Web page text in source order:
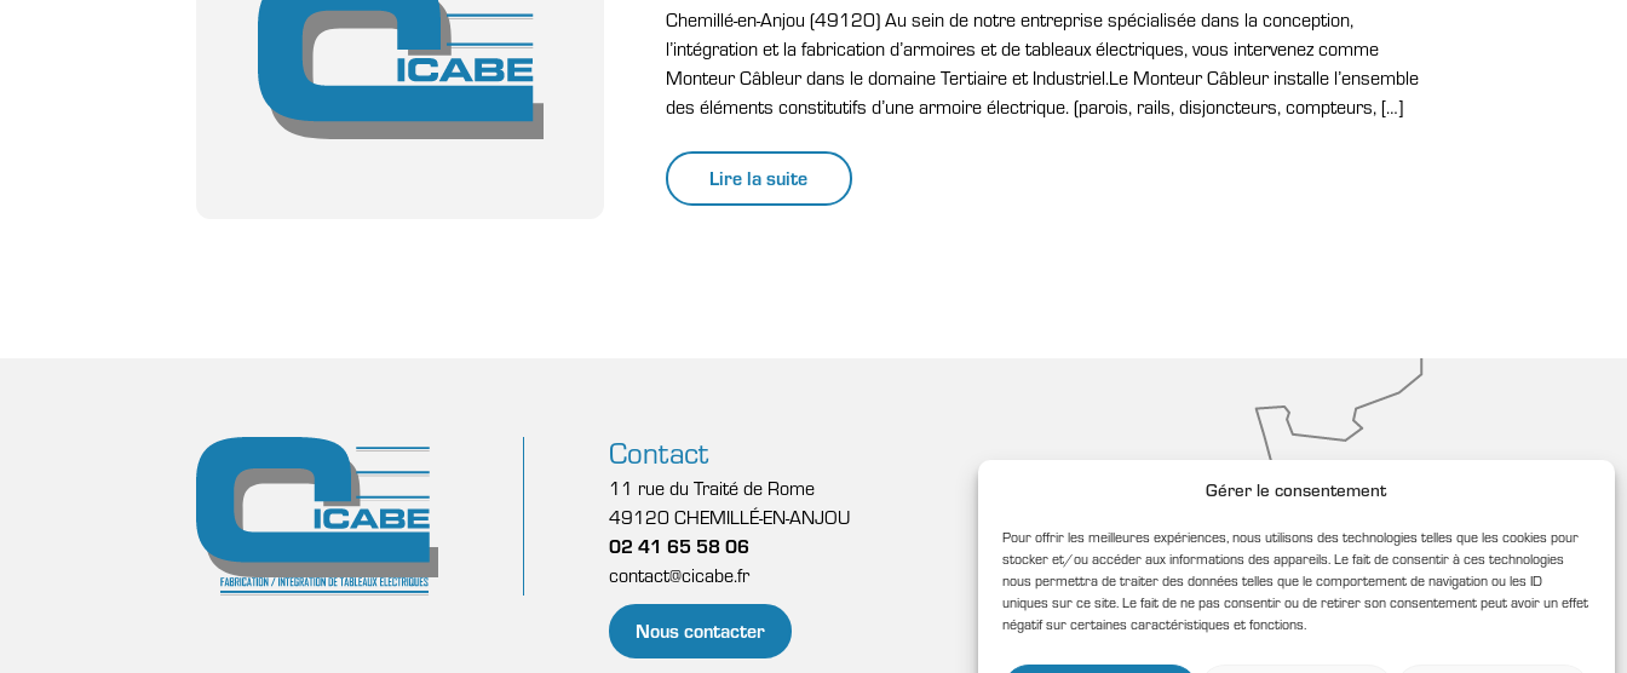
Gérer le consentement
Pour offrir les meilleures expériences, nous utilisons des technologies telles que les cookies pour
stocker et/ou accéder aux informations des appareils. Le fait de consentir à ces technologies
nous permettra de traiter des données telles que le comportement de navigation ou les ID
uniques sur ce site. Le fait de ne pas consentir ou de retirer son consentement peut avoir un effet
négatif sur certaines caractéristiques et fonctions.
Chemillé-en-Anjou (49120) Au sein de notre entreprise spécialisée dans la conception,
l’intégration et la fabrication d’armoires et de tableaux électriques, vous intervenez comme
Monteur Câbleur dans le domaine Tertiaire et Industriel.Le Monteur Câbleur installe l’ensemble
des éléments constitutifs d’une armoire électrique. (parois, rails, disjoncteurs, compteurs, […]
Lire la suite
Contact
11 rue du Traité de Rome
49120 CHEMILLÉ-EN-ANJOU
02 41 65 58 06
contact@cicabe.fr
Nous contacter